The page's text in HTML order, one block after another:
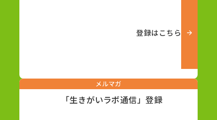
登録はこちら
メルマガ
「生きがいラボ通信」登録